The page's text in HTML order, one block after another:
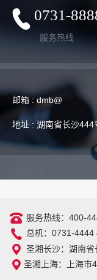
0731-
服务热线
邮箱 : dmb@
地址 : 湖南省长沙444
服务热线：400-
总机：0731-4444
圣湘长沙：湖南省
圣湘上海：上海市